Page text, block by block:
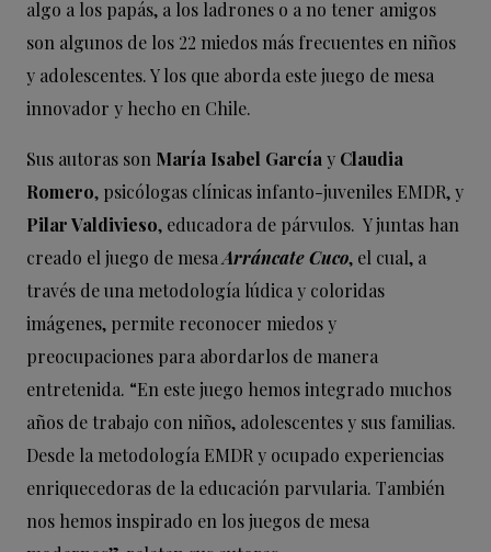
algo a los papás, a los ladrones o a no tener amigos
son algunos de los 22 miedos más frecuentes en niños
y adolescentes. Y los que aborda este juego de mesa
innovador y hecho en Chile.
Sus autoras son María Isabel García y Claudia
Romero, psicólogas clínicas infanto-juveniles EMDR, y
Pilar Valdivieso, educadora de párvulos. Y juntas han
creado el juego de mesa Arráncate Cuco, el cual, a
través de una metodología lúdica y coloridas
imágenes, permite reconocer miedos y
preocupaciones para abordarlos de manera
entretenida. “En este juego hemos integrado muchos
años de trabajo con niños, adolescentes y sus familias.
Desde la metodología EMDR y ocupado experiencias
enriquecedoras de la educación parvularia. También
nos hemos inspirado en los juegos de mesa